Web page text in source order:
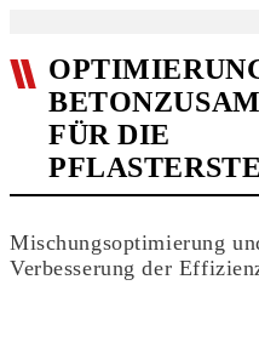
FÜR DIE
Mischungsoptimierung
Verbesserung der